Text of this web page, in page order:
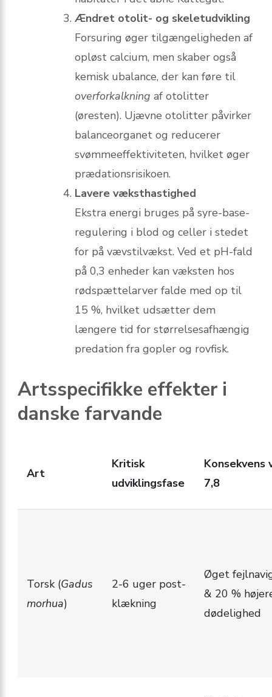
Ændret otolit- og skeletudvikling
Forsuring øger tilgængeligheden af
opløst calcium, men skaber også
kemisk ubalance, der kan føre til
overforkalkning af otolitter
(øresten). Ujævne otolitter påvirker
balanceorganet og reducerer
svømmeeffektiviteten, hvilket øger
prædationsrisikoen.
Lavere væksthastighed
Ekstra energi bruges på syre-base-
regulering i blod og celler i stedet
for på vævstilvækst. Ved et pH-fald
på 0,3 enheder kan væksten hos
rødspættelarver falde med op til
15 %, hvilket udsætter dem
længere tid for størrelsesafhængig
predation fra gopler og rovfisk.
Artsspecifikke effekter i
danske farvande
Art
Kritisk
udviklingsfase
Konsekvens
7,8
Torsk (Gadus
morhua)
2-6 uger post-
klækning
Øget
& 20 %
dødelighed